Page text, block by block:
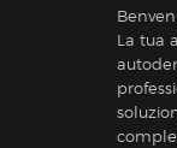
La tua